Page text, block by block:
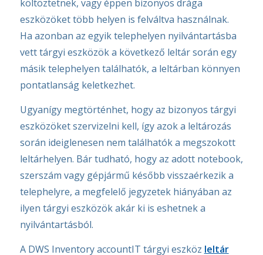
költöztetnek, vagy éppen bizonyos drága
eszközöket több helyen is felváltva használnak.
Ha azonban az egyik telephelyen nyilvántartásba
vett tárgyi eszközök a következő leltár során egy
másik telephelyen találhatók, a leltárban könnyen
pontatlanság keletkezhet.
Ugyanígy megtörténhet, hogy az bizonyos tárgyi
eszközöket szervizelni kell, így azok a leltározás
során ideiglenesen nem találhatók a megszokott
leltárhelyen. Bár tudható, hogy az adott notebook,
szerszám vagy gépjármű később visszaérkezik a
telephelyre, a megfelelő jegyzetek hiányában az
ilyen tárgyi eszközök akár ki is eshetnek a
nyilvántartásból.
A DWS Inventory accountIT tárgyi eszköz leltár